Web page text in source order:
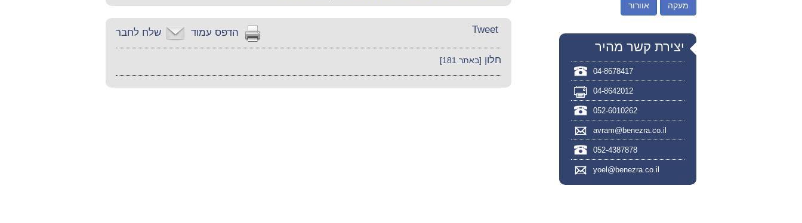
שלח לחבר הדפס עמוד Tweet
חלון [באתר 181]
מעקה אוורור
יצירת קשר מהיר
04-8678417
04-8642012
052-6010262
avram@benezra.co.il
052-4387878
yoel@benezra.co.il